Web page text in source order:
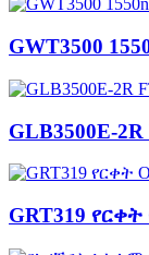
GWT3500
GLB3500E-
GRT319